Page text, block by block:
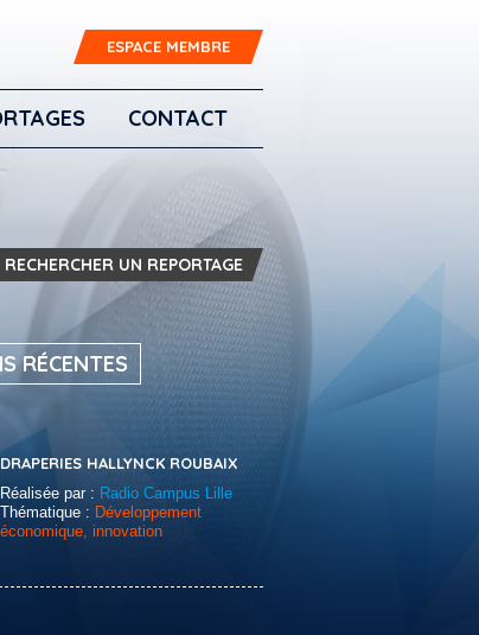
ESPACE MEMBRE
CONTACT
RECHERCHER UN REPORTAGE
RÉCENTES
DRAPERIES HALLYNCK ROUBAIX
Réalisée par : Radio Campus Lille
Thématique : Développement
économique, innovation